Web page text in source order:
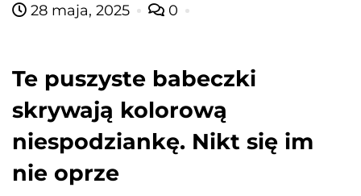
28 maja, 2025 0
Te puszyste babeczki
skrywają kolorową
niespodziankę. Nikt się im
nie oprze